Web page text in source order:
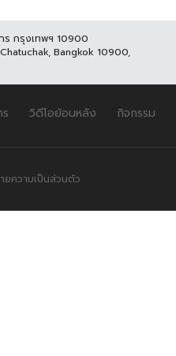
ร กรุงเทพฯ 10900
Bangkok 10900,
วิดีโอย้อนหลัง กิจกรรม
ยความเป็นส่วนตัว